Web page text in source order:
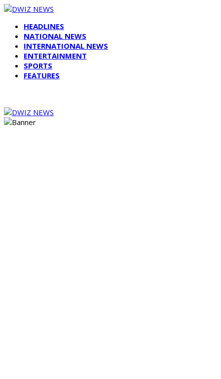
HEADLINES
NATIONAL NEWS
INTERNATIONAL NEWS
ENTERTAINMENT
SPORTS
FEATURES